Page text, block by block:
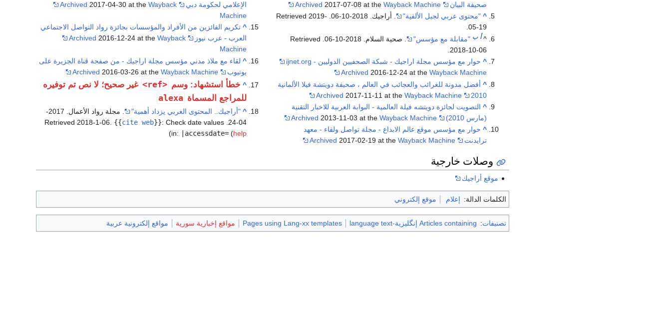
صحيفة البيان
Archived 2017-07-08 at theWayback Machine
^ "محتوى عربي لجيل الألفية" . أراجيك. 2018-10-06 . Retrieved
2019-
05-19
.
^أ ب "مقابلة مع مؤسس" . صحية السلام. 2018-10-06
. Retrieved
2018-10-06
^ حوار مع مؤسس مجلة اراجيك - شبكة الصحفيين الدوليين - ijnet.org
Archived 2016-12-24 at theWayback Machine
^ أفضل مدونة للغرائب والعجائب في العالم ، صحيفة دويتشة فيلا الألمانية
2010
Archived 2017-11-11 at theWayback Machine
^ التصويت لجائزة دويتشه فيلة العالمية - البوابة العربية للاخبار التقنية
(مارس 2010)
Archived 2013-11-03 at theWayback Machine
^ حوار مع مؤسس موقع عالم الابداع - مجلة تواصل ولقاء - معهد
ترايدنت
Archived 2017-02-19 at theWayback Machine
الإعلامي لحكومة دبي
Archived 2017-04-30 at theWayback
Machine
^ تكريم الفائزين من الأفراد والمؤسسات بجائزة رواد التواصل الاجتماعي
العرب - عرب نيوز
Archived 2016-12-24 at theWayback
Machine
^ لقاء مع ملاذ مدني مؤسس مجلة اراجيك - من صفحة قناة الجزيرة على
يوتيوب
Archived 2016-03-26 at theWayback Machine
^ خطأ استشهاد: وسم <ref>
غير صحيح؛ لا نص تم توفيره
للمراجع المسماة alexa
^ "أراجيك.. المحتوى العربي يزداد أهمية"
. مجلة رواد الأعمال. 2017-
04-24
{{cite web}}:Check date values
in: |accessdate= (help
)
وصلات خارجية
موقع أراجيك
الكلمات الدالة: إعلام موقع إلكتروني
تصنيفات: Articles containing إنگليزية-language text Pages using Lang-xx templates مواقع إخبارية سورية مواقع إلكترونية عربية